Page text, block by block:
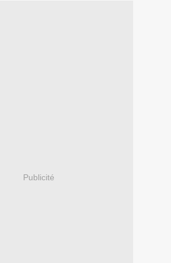
Publicité